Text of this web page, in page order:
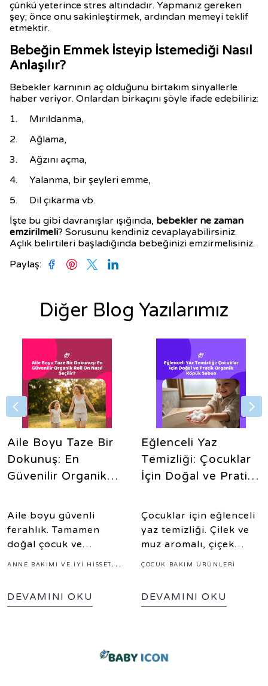
çünkü yeterince stres altındadır. Yapmanız gereken
şey; önce onu sakinleştirmek, ardından memeyi teklif
etmektir.
Bebeğin Emmek İsteyip İstemediği Nasıl
Anlaşılır?
Bebekler karnının aç olduğunu birtakım sinyallerle
haber veriyor. Onlardan birkaçını şöyle ifade edebiliriz:
1. Mırıldanma,
2. Ağlama,
3. Ağzını açma,
4. Yalanma, bir şeyleri emme,
5. Dil çıkarma vb.
İşte bu gibi davranışlar ışığında, bebekler ne zaman
emzirilmeli? Sorusunu kendiniz cevaplayabilirsiniz.
Açlık belirtileri başladığında bebeğinizi emzirmelisiniz.
Paylaş:
Diğer Blog Yazılarımız
Aile Boyu Taze Bir
Dokunuş: En
Güvenilir Organik
Seçilir?
Aile boyu güvenli
ferahlık. Tamamen
doğal çocuk ve
yetişkinlere özel en
içerik rehberi.
ANNE BAKIMI VE İYI HISSETME
DEVAMINI OKU
Eğlenceli Yaz
Temizliği: Çocuklar
İçin Doğal ve Pratik
Sabun
Çocuklar için eğlenceli
yaz temizliği. Çilek ve
muz aromalı, çiçek
şekilli organik köpük
oyuna dönüştürün.
ÇOCUK BAKIM ÜRÜNLERI
DEVAMINI OKU